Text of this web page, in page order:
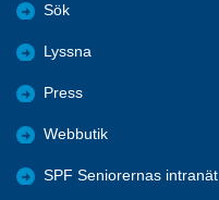
Sök
Lyssna
Press
Webbutik
SPF Seniorernas intranät